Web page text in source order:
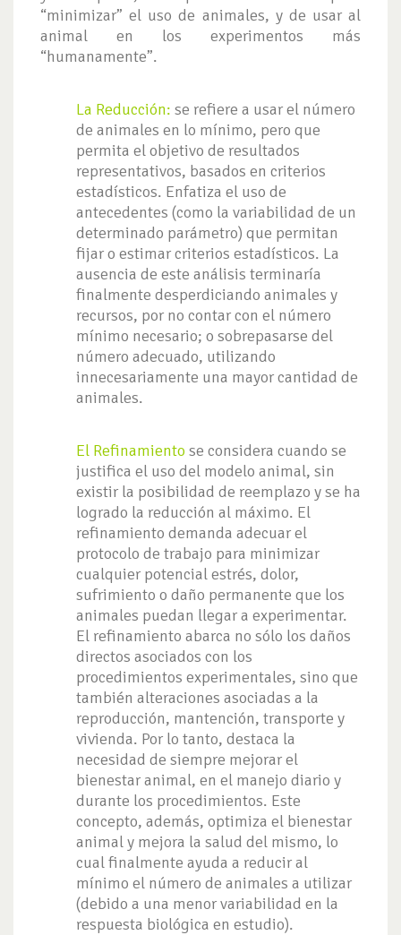
“minimizar” el uso de animales, y de usar al
animal en los experimentos más
“humanamente”.
La Reducción: se refiere a usar el número
de animales en lo mínimo, pero que
permita el objetivo de resultados
representativos, basados en criterios
estadísticos. Enfatiza el uso de
antecedentes (como la variabilidad de un
determinado parámetro) que permitan
fijar o estimar criterios estadísticos. La
ausencia de este análisis terminaría
finalmente desperdiciando animales y
recursos, por no contar con el número
mínimo necesario; o sobrepasarse del
número adecuado, utilizando
innecesariamente una mayor cantidad de
animales.
El Refinamiento se considera cuando se
justifica el uso del modelo animal, sin
existir la posibilidad de reemplazo y se ha
logrado la reducción al máximo. El
refinamiento demanda adecuar el
protocolo de trabajo para minimizar
cualquier potencial estrés, dolor,
sufrimiento o daño permanente que los
animales puedan llegar a experimentar.
El refinamiento abarca no sólo los daños
directos asociados con los
procedimientos experimentales, sino que
también alteraciones asociadas a la
reproducción, mantención, transporte y
vivienda. Por lo tanto, destaca la
necesidad de siempre mejorar el
bienestar animal, en el manejo diario y
durante los procedimientos. Este
concepto, además, optimiza el bienestar
animal y mejora la salud del mismo, lo
cual finalmente ayuda a reducir al
mínimo el número de animales a utilizar
(debido a una menor variabilidad en la
respuesta biológica en estudio).